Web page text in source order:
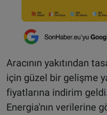
Aracının yakıtından
için güzel bir gelişme
fiyatlarına indirim
Energia'nın verilerine